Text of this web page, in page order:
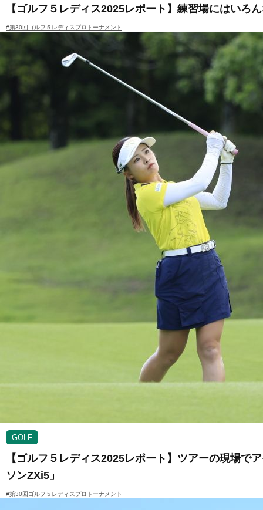
【ゴルフ５レディス2025レポート】練習場にはい
#第30回ゴルフ５レディスプロトーナメント
GOLF
【ゴルフ５レディス2025レポート】ツアーの現場
ソンZXi5」
#第30回ゴルフ５レディスプロトーナメント